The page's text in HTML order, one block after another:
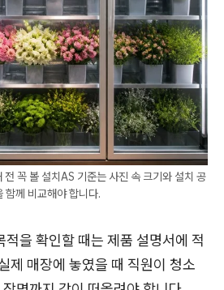
꼭 볼 설치AS 기준는 사진 속 크기와 설치 공
함께 비교해야 합니다.
적을 확인할 때는 제품 설명서에 적
제 매장에 놓였을 때 직원이 청소